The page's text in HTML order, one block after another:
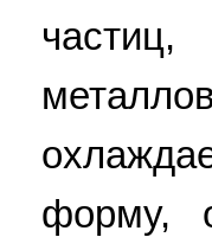
частиц,
форму,